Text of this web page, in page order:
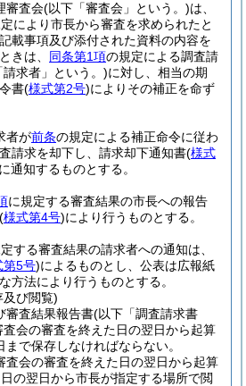
審査会(以下「審査会」という。)は、
により市長から審査を求められたと
載事項及び添付された資料の内容を
きは、 同条第1項の規定による調査請
請求者」という。)に対し、相当の期
書(様式第2号)によりその補正を命ず
者が前条の規定による補正命令に従わ
請求を却下し、請求却下通知書(様式
通知するものとする。
に規定する審査結果の市長への報告
(様式第4号)により行うものとする。
する審査結果の請求者への通知は、
第5号)によるものとし、公表は広報紙
方法により行うものとする。
び閲覧)
審査結果報告書(以下「調査請求書
査会の審査を終えた日の翌日から起算
で保存しなければならない。
査会の審査を終えた日の翌日から起算
の翌日から市長が指定する場所で閲